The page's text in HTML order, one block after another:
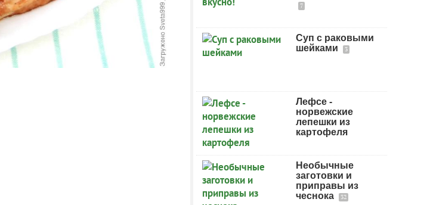
7
Суп с раковыми
шейками
3
Лефсе -
норвежские
лепешки из
картофеля
Необычные
заготовки и
приправы из
чеснока
32